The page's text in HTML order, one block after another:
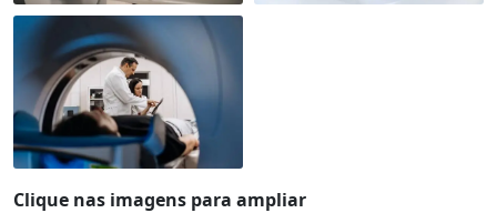
Clique nas imagens para ampliar